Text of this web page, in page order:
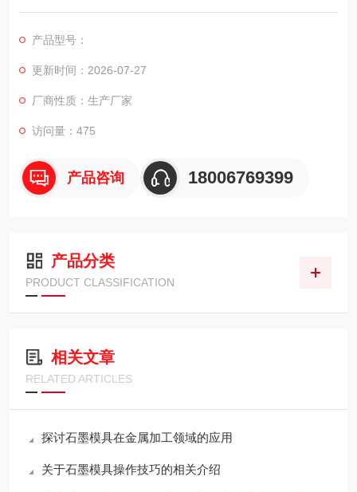
工件表面上材料的原理。电火花加工适用于高硬度导电工件的加
产品型号：
更新时间：2026-07-27
厂商性质：生产厂家
访问量：475
产品咨询 18006769399
产品分类
PRODUCT CLASSIFICATION
相关文章
RELATED ARTICLES
探讨石墨模具在金属加工领域的应用
关于石墨模具操作技巧的相关介绍